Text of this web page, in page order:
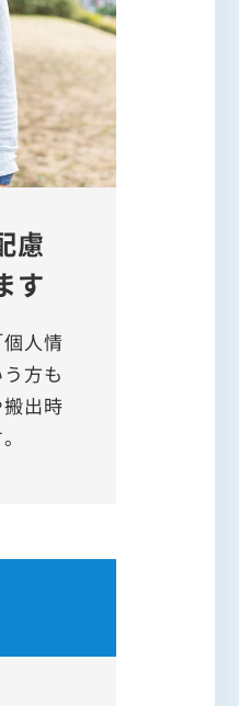
慮
す
個人情
方も
出時